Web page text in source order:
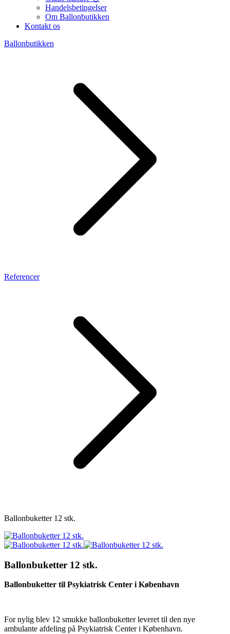
Handelsbetingelser
Om Ballonbutikken
Kontakt os
Ballonbutikken
Referencer
Ballonbuketter 12 stk.
Ballonbuketter 12 stk.
Ballonbuketter til Psykiatrisk Center i København
For nylig blev 12 smukke ballonbuketter leveret til den nye
ambulante afdeling på Psykiatrisk Center i København.